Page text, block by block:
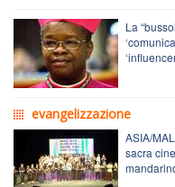
La
evangelizzazione
ASIA/
sacra